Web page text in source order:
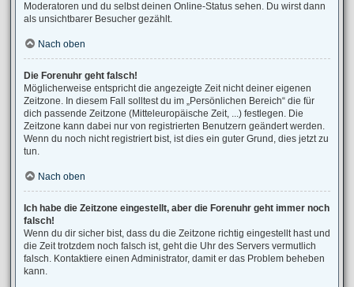
Moderatoren und du selbst deinen Online-Status sehen. Du wirst dann
als unsichtbarer Besucher gezählt.
Nach oben
Die Forenuhr geht falsch!
Möglicherweise entspricht die angezeigte Zeit nicht deiner eigenen
Zeitzone. In diesem Fall solltest du im „Persönlichen Bereich“ die für
dich passende Zeitzone (Mitteleuropäische Zeit, ...) festlegen. Die
Zeitzone kann dabei nur von registrierten Benutzern geändert werden.
Wenn du noch nicht registriert bist, ist dies ein guter Grund, dies jetzt zu
tun.
Nach oben
Ich habe die Zeitzone eingestellt, aber die Forenuhr geht immer noch
falsch!
Wenn du dir sicher bist, dass du die Zeitzone richtig eingestellt hast und
die Zeit trotzdem noch falsch ist, geht die Uhr des Servers vermutlich
falsch. Kontaktiere einen Administrator, damit er das Problem beheben
kann.